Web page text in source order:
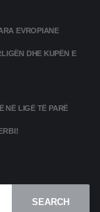
EVROPIANE
DHE KUPËN E
NË LIGË TË PARË
SEARCH